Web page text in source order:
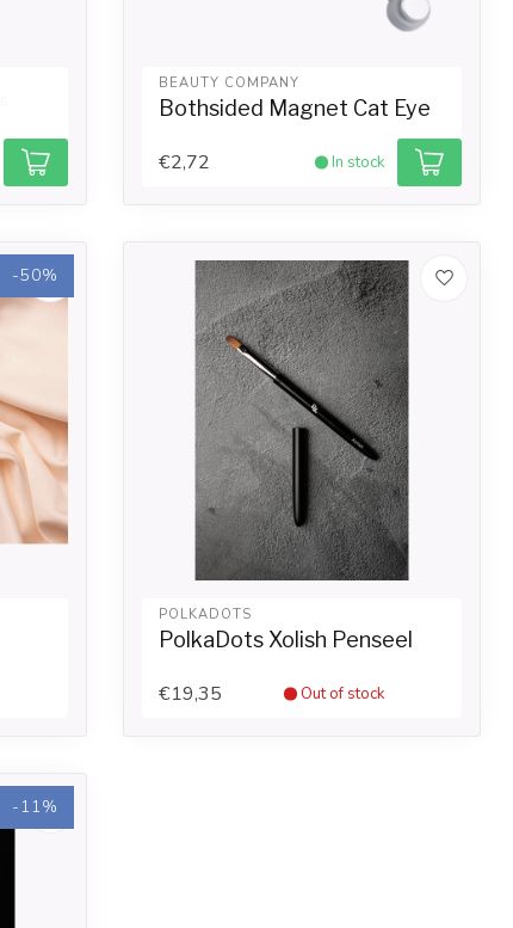
BEAUTY COMPANY
Bothsided Magnet Cat Eye
€2,72 In stock
-50%
POLKADOTS
PolkaDots Xolish Penseel
€19,35 Out of stock
-11%